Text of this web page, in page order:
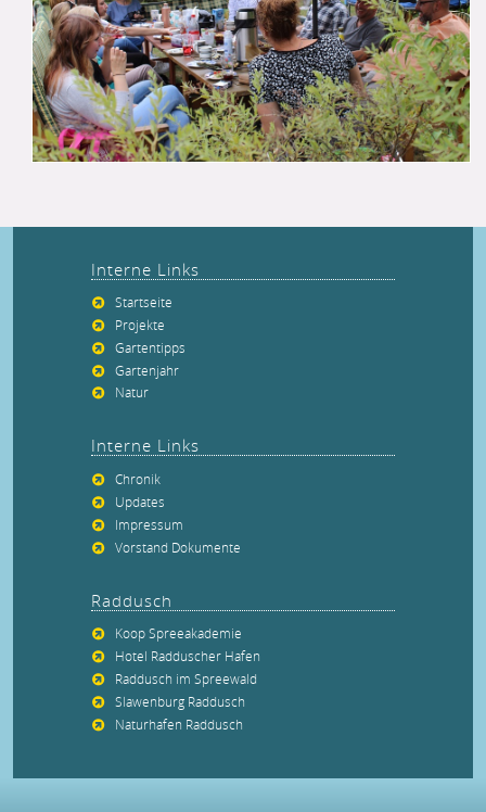
Interne Links
Startseite
Projekte
Gartentipps
Gartenjahr
Natur
Interne Links
Chronik
Updates
Impressum
Vorstand Dokumente
Raddusch
Koop Spreeakademie
Hotel Radduscher Hafen
Raddusch im Spreewald
Slawenburg Raddusch
Naturhafen Raddusch